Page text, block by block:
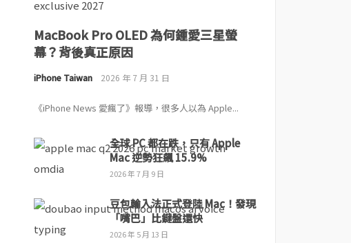
MacBook Pro OLED 為何鍾愛三星螢
幕？背後真正原因
iPhone Taiwan 2026 年 7 月 31 日
《iPhone News 愛瘋了》報導，很多人以為 Apple...
全球 PC 都在跌，只有 Apple
Mac 逆勢狂飆 15.9%
2026 年 7 月 9 日
豆包輸入法正式登陸 Mac！發現
「嘴巴」比鍵盤還快
2026 年 5 月 13 日